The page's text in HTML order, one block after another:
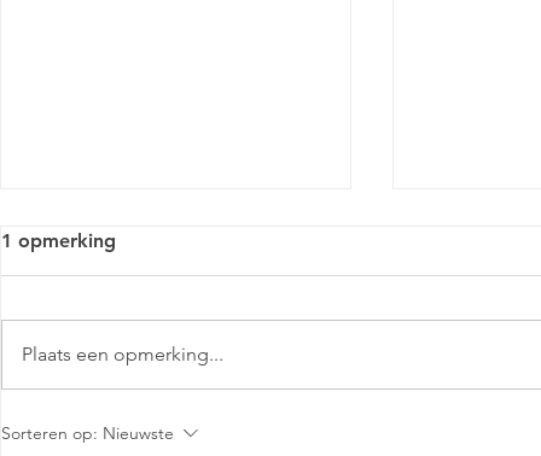
Markant Mensinge -
1 opmerking
Plaats een opmerking...
Sorteren op: Nieuwste